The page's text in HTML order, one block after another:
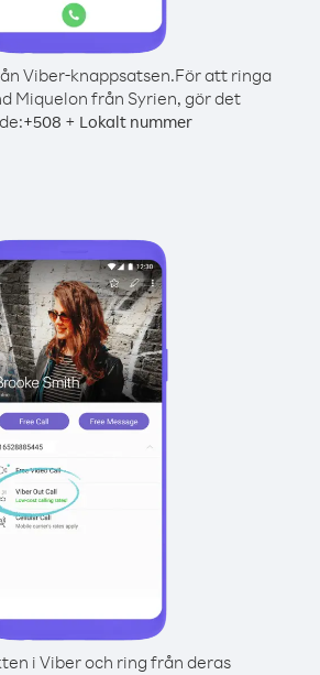
Viber-knappsatsen.För att ringa
Miquelon från Syrien, gör det
+508 + Lokalt nummer
i Viber och ring från deras